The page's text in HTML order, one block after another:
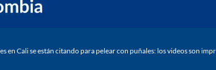
en Cali se están citando para pelear con puñales: los videos son